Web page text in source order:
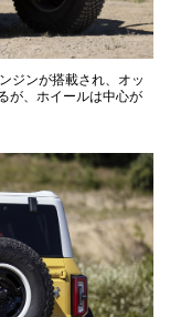
ジンが搭載され、オッ
が、ホイールは中心が